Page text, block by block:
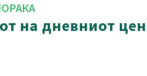
на дневниот